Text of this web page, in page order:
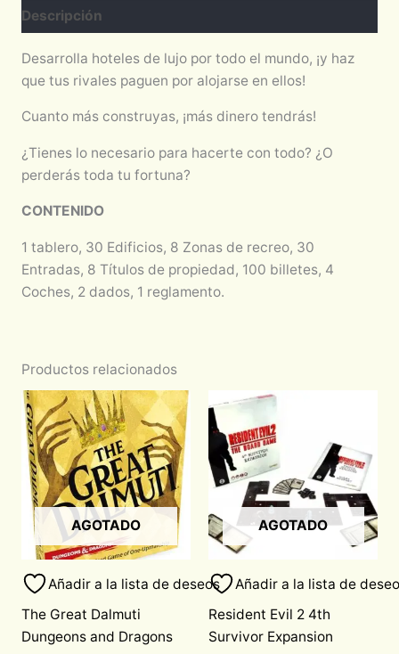
Descripción
Desarrolla hoteles de lujo por todo el mundo, ¡y haz
que tus rivales paguen por alojarse en ellos!
Cuanto más construyas, ¡más dinero tendrás!
¿Tienes lo necesario para hacerte con todo? ¿O
perderás toda tu fortuna?
CONTENIDO
1 tablero, 30 Edificios, 8 Zonas de recreo, 30
Entradas, 8 Títulos de propiedad, 100 billetes, 4
Coches, 2 dados, 1 reglamento.
Productos relacionados
AGOTADO
Añadir a la lista de deseos
The Great Dalmuti
Dungeons and Dragons
AGOTADO
Añadir a la lista de
Resident Evil 2 4th
Survivor Expansion